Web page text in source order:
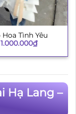
Hoa Tình Yêu
1.000.000₫
Hạ Lang –